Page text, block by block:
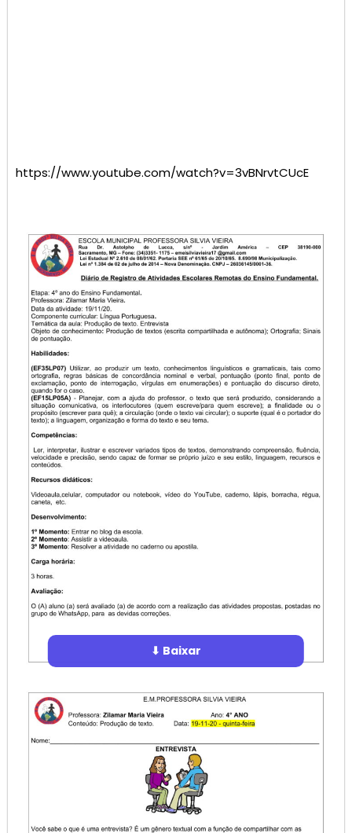
https://www.youtube.com/watch?v=3vBNrvtCUcE
⬇ Baixar